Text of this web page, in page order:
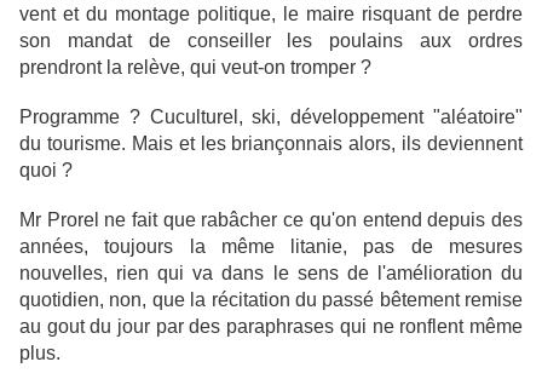
vent et du montage politique, le maire risquant de perdre
son mandat de conseiller les poulains aux ordres
prendront la relève, qui veut-on tromper ?
Programme ? Cuculturel, ski, développement "aléatoire"
du tourisme. Mais et les briançonnais alors, ils deviennent
quoi ?
Mr Prorel ne fait que rabâcher ce qu'on entend depuis des
années, toujours la même litanie, pas de mesures
nouvelles, rien qui va dans le sens de l'amélioration du
quotidien, non, que la récitation du passé bêtement remise
au gout du jour par des paraphrases qui ne ronflent même
plus.